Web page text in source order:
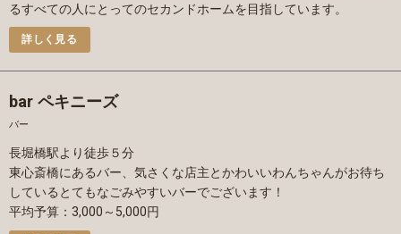
るすべての人にとってのセカンドホームを目指しています。
詳しく見る
bar ペキニーズ
バー
長堀橋駅より徒歩５分
東心斎橋にあるバー、気さくな店主とかわいいわんちゃんがお待ち
しているとてもなごみやすいバーでございます！
平均予算：3,000～5,000円